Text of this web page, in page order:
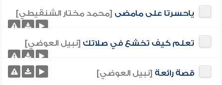
ياحسرتا على مامضى [محمد مختار الشنقيطي]
تعلم كيف تخشع في صلاتك [نبيل العوضي]
قصة رائعة [نبيل العوضي]